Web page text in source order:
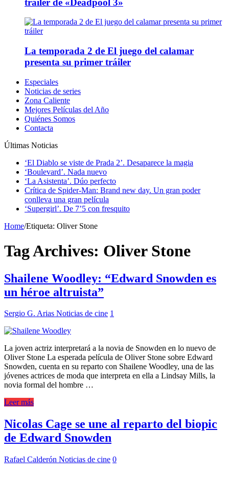
La temporada 2 de El juego del calamar
presenta su primer tráiler
Especiales
Noticias de series
Zona Caliente
Mejores Películas del Año
Quiénes Somos
Contacta
Últimas Noticias
‘El Diablo se viste de Prada 2’. Desaparece la magia
‘Boulevard’. Nada nuevo
‘La Asistenta’. Dúo perfecto
Crítica de Spider-Man: Brand new day. Un gran poder
conlleva una gran película
‘Supergirl’. De 7’5 con fresquito
Home/Etiqueta: Oliver Stone
Tag Archives: Oliver Stone
Shailene Woodley: “Edward Snowden es
un héroe altruista”
Sergio G. Arias Noticias de cine 1
La joven actriz interpretará a la novia de Snowden en lo nuevo de
Oliver Stone La esperada película de Oliver Stone sobre Edward
Snowden, cuenta en su reparto con Shailene Woodley, una de las
jóvenes actrices de moda que interpreta en ella a Lindsay Mills, la
novia formal del hombre …
Leer más
Nicolas Cage se une al reparto del biopic
de Edward Snowden
Rafael Calderón Noticias de cine 0